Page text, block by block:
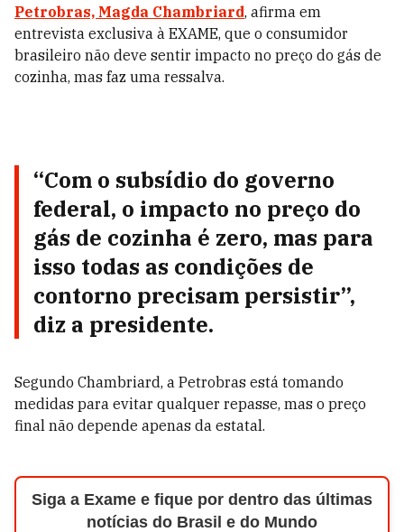
Petrobras, Magda Chambriard, afirma em
entrevista exclusiva à EXAME, que o consumidor
brasileiro não deve sentir impacto no preço do gás de
cozinha, mas faz uma ressalva.
“Com o subsídio do governo
federal, o impacto no preço do
gás de cozinha é zero, mas para
isso todas as condições de
contorno precisam persistir”,
diz a presidente.
Segundo Chambriard, a Petrobras está tomando
medidas para evitar qualquer repasse, mas o preço
final não depende apenas da estatal.
Siga a Exame e fique por dentro das últimas
notícias do Brasil e do Mundo